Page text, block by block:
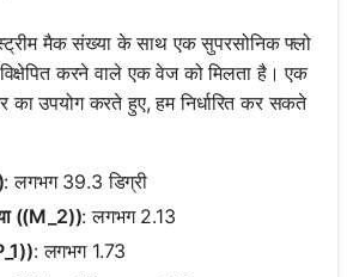
मैक संख्या के साथ एक सुपरसोनिक फ्लो
विक्षेपित करने वाले एक वेज को मिलता है। एक
उपयोग करते हुए, हम निर्धारित कर सकते
: लगभग 39.3 डिग्री
((M_2)): लगभग 2.13
: लगभग 1.73